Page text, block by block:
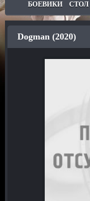
БОЕВИКИ СТОЛ
Dogman (2020)